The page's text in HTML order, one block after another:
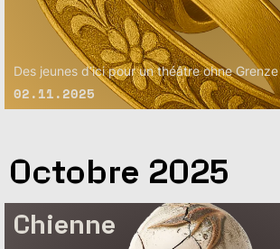
Des jeunes d’ici pour un théâtre ohne Grenze
02.11.2025
Octobre 2025
Chienne